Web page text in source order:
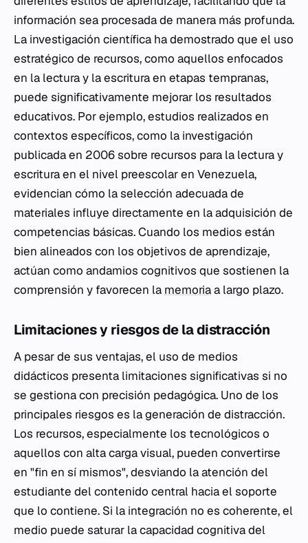
información sea procesada de manera más profunda.
La investigación científica ha demostrado que el uso
estratégico de recursos, como aquellos enfocados
en la lectura y la escritura en etapas tempranas,
puede significativamente mejorar los resultados
educativos. Por ejemplo, estudios realizados en
contextos específicos, como la investigación
publicada en 2006 sobre recursos para la lectura y
escritura en el nivel preescolar en Venezuela,
evidencian cómo la selección adecuada de
materiales influye directamente en la adquisición de
competencias básicas. Cuando los medios están
bien alineados con los objetivos de aprendizaje,
actúan como andamios cognitivos que sostienen la
comprensión y favorecen la memoriaa largo plazo.
Limitaciones y riesgos de la distracción
A pesar de sus ventajas, el uso de medios
didácticos presenta limitaciones significativas si no
se gestiona con precisión pedagógica. Uno de los
principales riesgos es la generación de distracción.
Los recursos, especialmente los tecnológicos o
aquellos con alta carga visual, pueden convertirse
en "fin en sí mismos", desviando la atención del
estudiante del contenido central hacia el soporte
que lo contiene. Si la integración no es coherente, el
medio puede saturar la capacidad cognitiva del